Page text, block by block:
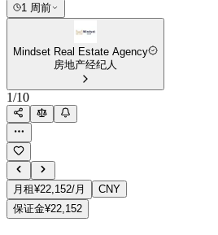
1 周前
Mindset Real Estate Agency
房地产经纪人
1/10
月租¥22,152/月
CNY
保证金¥22,152